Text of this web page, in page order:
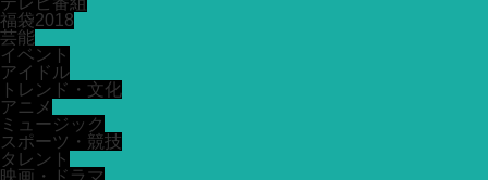
福袋2018
芸能
イベント
アイドル
トレンド・文化
アニメ
ミュージック
スポーツ・競技
タレント
映画・ドラマ